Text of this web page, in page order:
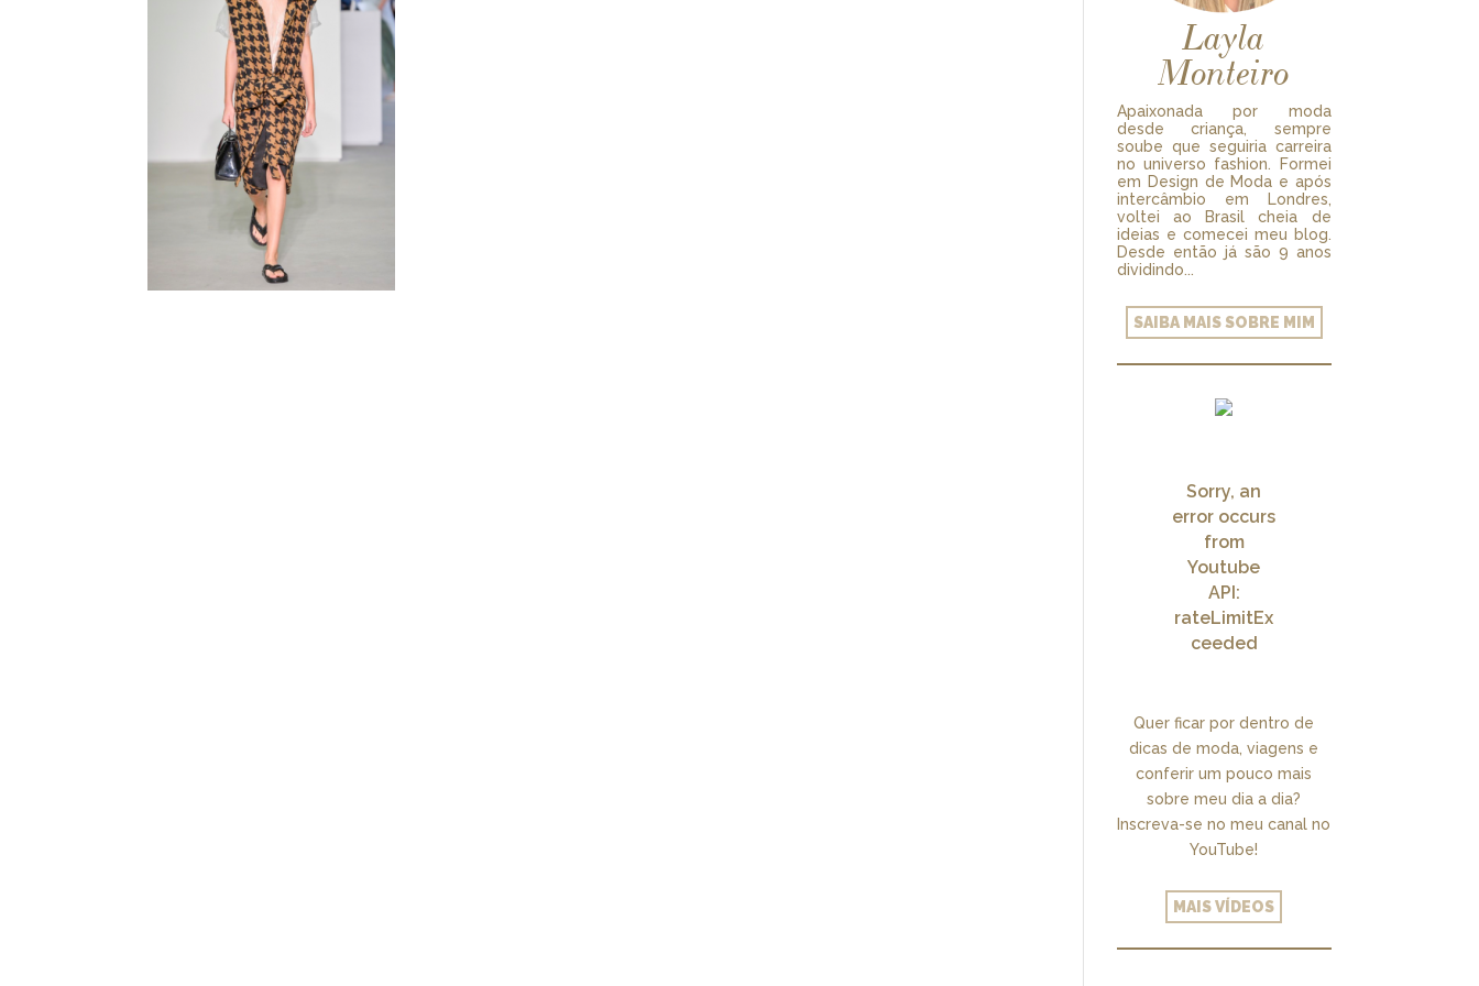
Layla
Monteiro
Apaixonada por moda
desde criança, sempre
soube que seguiria carreira
no universo fashion. Formei
em Design de Moda e após
intercâmbio em Londres,
voltei ao Brasil cheia de
ideias e comecei meu blog.
Desde então já são 9 anos
dividindo...
SAIBA MAIS SOBRE MIM
Sorry, an
error occurs
from
Youtube
API:
rateLimitEx
ceeded
Quer ficar por dentro de
dicas de moda, viagens e
conferir um pouco mais
sobre meu dia a dia?
Inscreva-se no meu canal no
YouTube!
MAIS VÍDEOS